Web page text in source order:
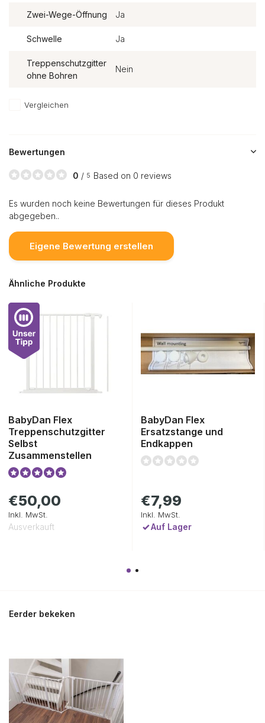
Zwei-Wege-Öffnung Ja
Schwelle Ja
Treppenschutzgitter
ohne Bohren
Nein
Vergleichen
Bewertungen
0 / 5 Based on 0 reviews
Es wurden noch keine Bewertungen für dieses Produkt
abgegeben..
Eigene Bewertung erstellen
Ähnliche Produkte
BabyDan Flex
Treppenschutzgitter
Selbst
Zusammenstellen
€50,00
Inkl. MwSt.
Ausverkauft
BabyDan Flex
Ersatzstange und
Endkappen
€7,99
Inkl. MwSt.
Auf Lager
Eerder bekeken